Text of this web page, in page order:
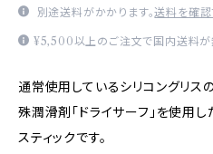
別途送料がかかります。送料を確認
¥5,500以上のご注文で国内送料が
通常使用しているシリコングリス
殊潤滑剤「ドライサーフ」を使用
スティックです。